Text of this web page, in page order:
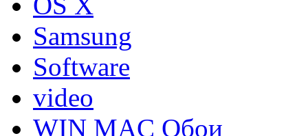
Samsung
Software
video
WIN MAC Обои